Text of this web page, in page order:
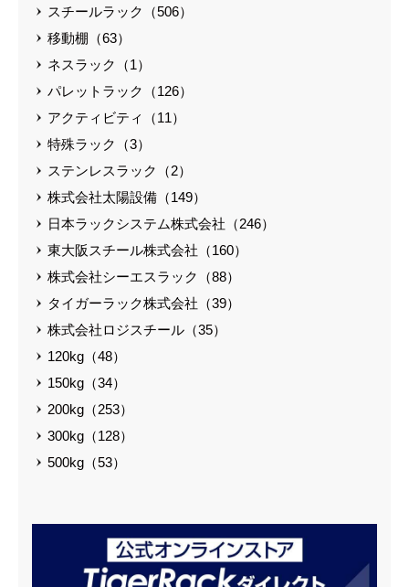
スチールラック（506）
移動棚（63）
ネスラック（1）
パレットラック（126）
アクティビティ（11）
特殊ラック（3）
ステンレスラック（2）
株式会社太陽設備（149）
日本ラックシステム株式会社（246）
東大阪スチール株式会社（160）
株式会社シーエスラック（88）
タイガーラック株式会社（39）
株式会社ロジスチール（35）
120kg（48）
150kg（34）
200kg（253）
300kg（128）
500kg（53）